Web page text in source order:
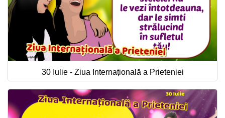
30 Iulie - Ziua Internațională a Prieteniei